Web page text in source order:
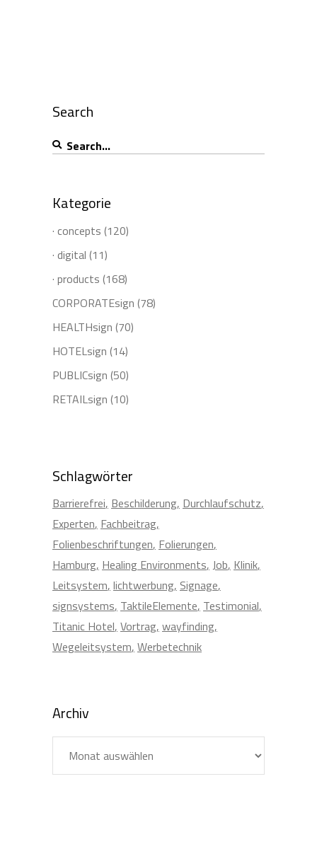
Search
Search
for:
Kategorie
· concepts (120)
· digital (11)
· products (168)
CORPORATEsign (78)
HEALTHsign (70)
HOTELsign (14)
PUBLICsign (50)
RETAILsign (10)
Schlagwörter
Barrierefrei Beschilderung Durchlaufschutz
Experten Fachbeitrag
Folienbeschriftungen Folierungen
Hamburg Healing Environments Job Klinik
Leitsystem lichtwerbung Signage
signsystems TaktileElemente Testimonial
Titanic Hotel Vortrag wayfinding
Wegeleitsystem Werbetechnik
Archiv